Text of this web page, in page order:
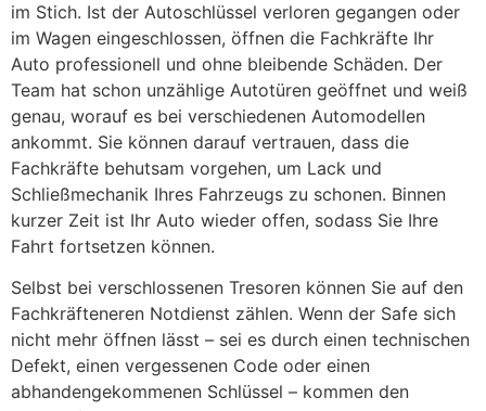
im Stich. Ist der Autoschlüssel verloren gegangen oder
im Wagen eingeschlossen, öffnen die Fachkräfte Ihr
Auto professionell und ohne bleibende Schäden. Der
Team hat schon unzählige Autotüren geöffnet und weiß
genau, worauf es bei verschiedenen Automodellen
ankommt. Sie können darauf vertrauen, dass die
Fachkräfte behutsam vorgehen, um Lack und
Schließmechanik Ihres Fahrzeugs zu schonen. Binnen
kurzer Zeit ist Ihr Auto wieder offen, sodass Sie Ihre
Fahrt fortsetzen können.
Selbst bei verschlossenen Tresoren können Sie auf den
Fachkräfteneren Notdienst zählen. Wenn der Safe sich
nicht mehr öffnen lässt – sei es durch einen technischen
Defekt, einen vergessenen Code oder einen
abhandengekommenen Schlüssel – kommen den